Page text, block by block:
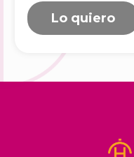
Lo quiero